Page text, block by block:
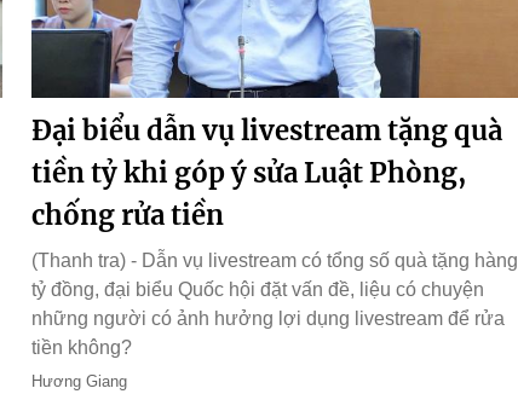
Đại biểu dẫn vụ livestream tặng quà
tiền tỷ khi góp ý sửa Luật Phòng,
chống rửa tiền
(Thanh tra) - Dẫn vụ livestream có tổng số quà tặng hàng
tỷ đồng, đại biểu Quốc hội đặt vấn đề, liệu có chuyện
những người có ảnh hưởng lợi dụng livestream để rửa
tiền không?
Hương Giang